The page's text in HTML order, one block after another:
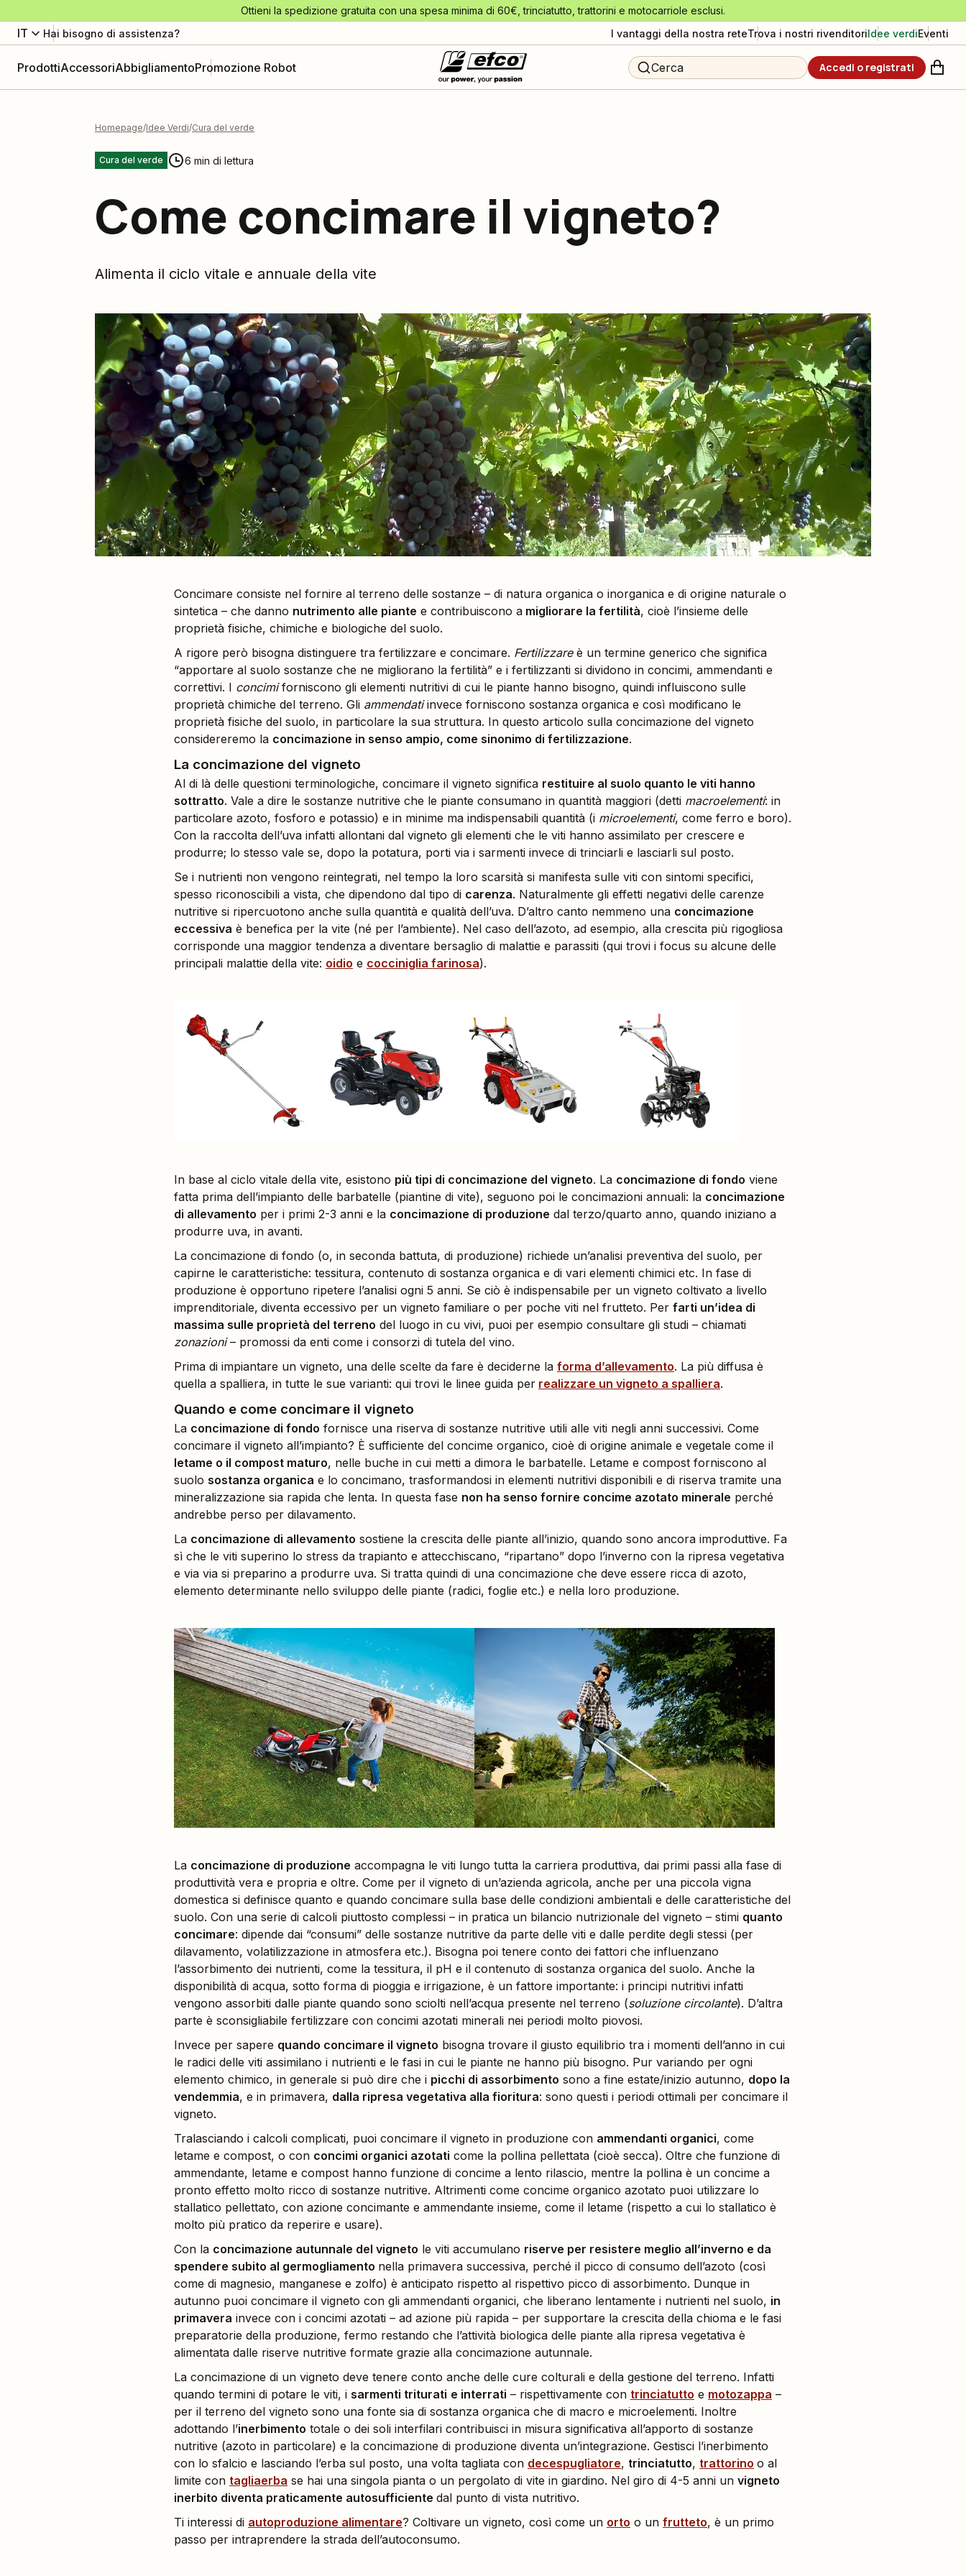
Ottieni la spedizione gratuita con una spesa minima di 60€, trinciatutto, trattorini e motocarriole esclusi.
IT Hai bisogno di assistenza? I vantaggi della nostra reteTrova i nostri rivenditoriIdee verdiEventi
ProdottiAccessoriAbbigliamentoPromozione Robot Cerca Accedi o registrati
Homepage Idee Verdi Cura del verde
Cura del verde 6 min di lettura
Come concimare il vigneto?
Alimenta il ciclo vitale e annuale della vite
Concimare consiste nel fornire al terreno delle sostanze – di natura organica o inorganica e di origine naturale o
sintetica – che danno nutrimento alle piante e contribuiscono a migliorare la fertilità, cioè l’insieme delle
proprietà fisiche, chimiche e biologiche del suolo.
A rigore però bisogna distinguere tra fertilizzare e concimare. Fertilizzareè un termine generico che significa
“apportare al suolo sostanze che ne migliorano la fertilità” e i fertilizzanti si dividono in concimi, ammendanti e
correttivi. I concimiforniscono gli elementi nutritivi di cui le piante hanno bisogno, quindi influiscono sulle
proprietà chimiche del terreno. Gli ammendatiinvece forniscono sostanza organica e così modificano le
proprietà fisiche del suolo, in particolare la sua struttura. In questo articolo sulla concimazione del vigneto
considereremo la concimazione in senso ampio, come sinonimo di fertilizzazione.
La concimazione del vigneto
Al di là delle questioni terminologiche, concimare il vigneto significa restituire al suolo quanto le viti hanno
sottratto. Vale a dire le sostanze nutritive che le piante consumano in quantità maggiori (detti macroelementi: in
particolare azoto, fosforo e potassio) e in minime ma indispensabili quantità (i microelementi, come ferro e boro).
Con la raccolta dell’uva infatti allontani dal vigneto gli elementi che le viti hanno assimilato per crescere e
produrre; lo stesso vale se, dopo la potatura, porti via i sarmenti invece di trinciarli e lasciarli sul posto.
Se i nutrienti non vengono reintegrati, nel tempo la loro scarsità si manifesta sulle viti con sintomi specifici,
spesso riconoscibili a vista, che dipendono dal tipo di carenza. Naturalmente gli effetti negativi delle carenze
nutritive si ripercuotono anche sulla quantità e qualità dell’uva. D’altro canto nemmeno una concimazione
eccessiva è benefica per la vite (né per l’ambiente). Nel caso dell’azoto, ad esempio, alla crescita più rigogliosa
corrisponde una maggior tendenza a diventare bersaglio di malattie e parassiti (qui trovi i focus su alcune delle
principali malattie della vite: oidio e cocciniglia farinosa).
In base al ciclo vitale della vite, esistono più tipi di concimazione del vigneto. La concimazione di fondo viene
fatta prima dell’impianto delle barbatelle (piantine di vite), seguono poi le concimazioni annuali: la concimazione
di allevamento per i primi 2-3 anni e la concimazione di produzione dal terzo/quarto anno, quando iniziano a
produrre uva, in avanti.
La concimazione di fondo (o, in seconda battuta, di produzione) richiede un’analisi preventiva del suolo, per
capirne le caratteristiche: tessitura, contenuto di sostanza organica e di vari elementi chimici etc. In fase di
produzione è opportuno ripetere l’analisi ogni 5 anni. Se ciò è indispensabile per un vigneto coltivato a livello
imprenditoriale, diventa eccessivo per un vigneto familiare o per poche viti nel frutteto. Per farti un’idea di
massima sulle proprietà del terreno del luogo in cu vivi, puoi per esempio consultare gli studi – chiamati
zonazioni– promossi da enti come i consorzi di tutela del vino.
Prima di impiantare un vigneto, una delle scelte da fare è deciderne la forma d’allevamento. La più diffusa è
quella a spalliera, in tutte le sue varianti: qui trovi le linee guida per realizzare un vigneto a spalliera.
Quando e come concimare il vigneto
La concimazione di fondo fornisce una riserva di sostanze nutritive utili alle viti negli anni successivi. Come
concimare il vigneto all’impianto? È sufficiente del concime organico, cioè di origine animale e vegetale come il
letame o il compost maturo, nelle buche in cui metti a dimora le barbatelle. Letame e compost forniscono al
suolo sostanza organica e lo concimano, trasformandosi in elementi nutritivi disponibili e di riserva tramite una
mineralizzazione sia rapida che lenta. In questa fase non ha senso fornire concime azotato minerale perché
andrebbe perso per dilavamento.
La concimazione di allevamento sostiene la crescita delle piante all’inizio, quando sono ancora improduttive. Fa
sì che le viti superino lo stress da trapianto e attecchiscano, “ripartano” dopo l’inverno con la ripresa vegetativa
e via via si preparino a produrre uva. Si tratta quindi di una concimazione che deve essere ricca di azoto,
elemento determinante nello sviluppo delle piante (radici, foglie etc.) e nella loro produzione.
La concimazione di produzione accompagna le viti lungo tutta la carriera produttiva, dai primi passi alla fase di
produttività vera e propria e oltre. Come per il vigneto di un’azienda agricola, anche per una piccola vigna
domestica si definisce quanto e quando concimare sulla base delle condizioni ambientali e delle caratteristiche del
suolo. Con una serie di calcoli piuttosto complessi – in pratica un bilancio nutrizionale del vigneto – stimi quanto
concimare: dipende dai “consumi” delle sostanze nutritive da parte delle viti e dalle perdite degli stessi (per
dilavamento, volatilizzazione in atmosfera etc.). Bisogna poi tenere conto dei fattori che influenzano
l’assorbimento dei nutrienti, come la tessitura, il pH e il contenuto di sostanza organica del suolo. Anche la
disponibilità di acqua, sotto forma di pioggia e irrigazione, è un fattore importante: i principi nutritivi infatti
vengono assorbiti dalle piante quando sono sciolti nell’acqua presente nel terreno (soluzione circolante). D’altra
parte è sconsigliabile fertilizzare con concimi azotati minerali nei periodi molto piovosi.
Invece per sapere quando concimare il vigneto bisogna trovare il giusto equilibrio tra i momenti dell’anno in cui
le radici delle viti assimilano i nutrienti e le fasi in cui le piante ne hanno più bisogno. Pur variando per ogni
elemento chimico, in generale si può dire che i picchi di assorbimento sono a fine estate/inizio autunno, dopo la
vendemmia, e in primavera, dalla ripresa vegetativa alla fioritura: sono questi i periodi ottimali per concimare il
vigneto.
Tralasciando i calcoli complicati, puoi concimare il vigneto in produzione con ammendanti organici, come
letame e compost, o con concimi organici azotati come la pollina pellettata (cioè secca). Oltre che funzione di
ammendante, letame e compost hanno funzione di concime a lento rilascio, mentre la pollina è un concime a
pronto effetto molto ricco di sostanze nutritive. Altrimenti come concime organico azotato puoi utilizzare lo
stallatico pellettato, con azione concimante e ammendante insieme, come il letame (rispetto a cui lo stallatico è
molto più pratico da reperire e usare).
Con la concimazione autunnale del vigneto le viti accumulano riserve per resistere meglio all’inverno e da
spendere subito al germogliamento nella primavera successiva, perché il picco di consumo dell’azoto (così
come di magnesio, manganese e zolfo) è anticipato rispetto al rispettivo picco di assorbimento. Dunque in
autunno puoi concimare il vigneto con gli ammendanti organici, che liberano lentamente i nutrienti nel suolo, in
primavera invece con i concimi azotati – ad azione più rapida – per supportare la crescita della chioma e le fasi
preparatorie della produzione, fermo restando che l’attività biologica delle piante alla ripresa vegetativa è
alimentata dalle riserve nutritive formate grazie alla concimazione autunnale.
La concimazione di un vigneto deve tenere conto anche delle cure colturali e della gestione del terreno. Infatti
quando termini di potare le viti, i sarmenti triturati e interrati – rispettivamente con trinciatutto e motozappa –
per il terreno del vigneto sono una fonte sia di sostanza organica che di macro e microelementi. Inoltre
adottando l’inerbimento totale o dei soli interfilari contribuisci in misura significativa all’apporto di sostanze
nutritive (azoto in particolare) e la concimazione di produzione diventa un’integrazione. Gestisci l’inerbimento
con lo sfalcio e lasciando l’erba sul posto, una volta tagliata con decespugliatore, trinciatutto, trattorino o al
limite con tagliaerba se hai una singola pianta o un pergolato di vite in giardino. Nel giro di 4-5 anni un vigneto
inerbito diventa praticamente autosufficiente dal punto di vista nutritivo.
Ti interessi di autoproduzione alimentare? Coltivare un vigneto, così come un orto o un frutteto, è un primo
passo per intraprendere la strada dell’autoconsumo.